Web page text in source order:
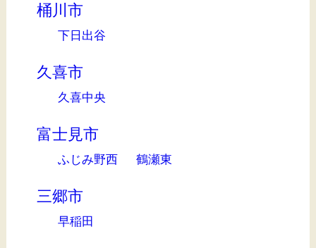
桶川市
下日出谷
久喜市
久喜中央
富士見市
ふじみ野西 鶴瀬東
三郷市
早稲田